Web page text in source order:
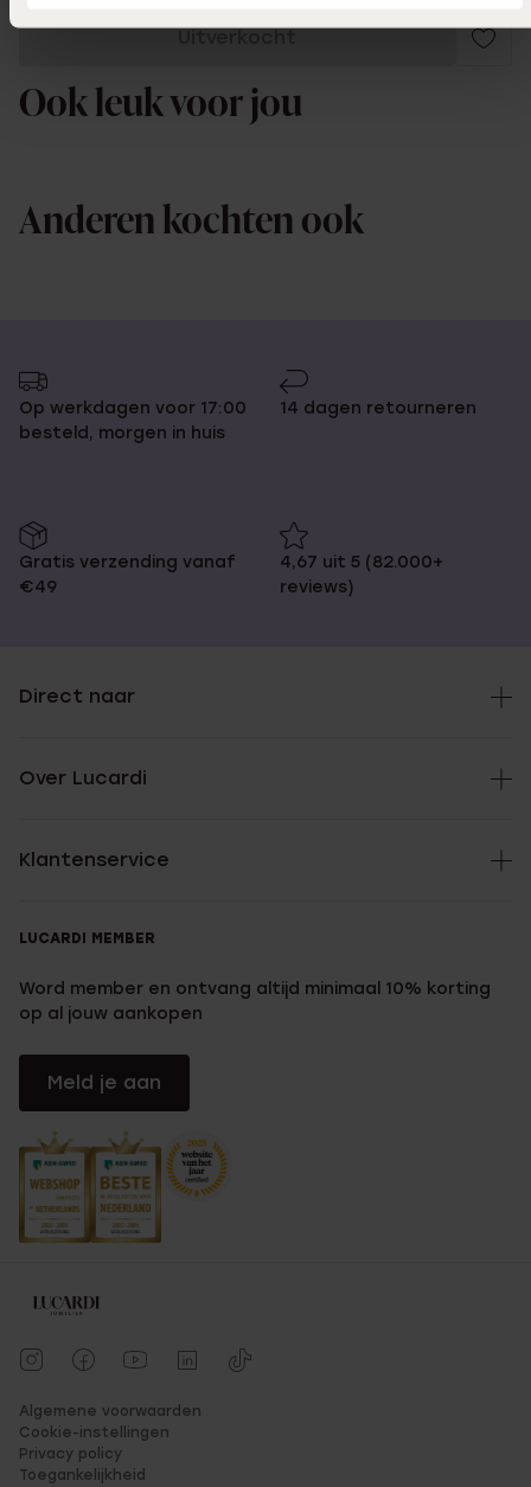
Ook leuk voor jou
Anderen kochten ook
Op werkdagen voor 17:00
besteld, morgen in huis
14 dagen retourneren
Gratis verzending vanaf
€49
4,67 uit 5 (82.000+
reviews)
Direct naar
Over Lucardi
Klantenservice
LUCARDI MEMBER
Word member en ontvang altijd minimaal 10% korting
op al jouw aankopen
Meld je aan
Algemene voorwaarden
Cookie-instellingen
Privacy policy
Toegankelijkheid